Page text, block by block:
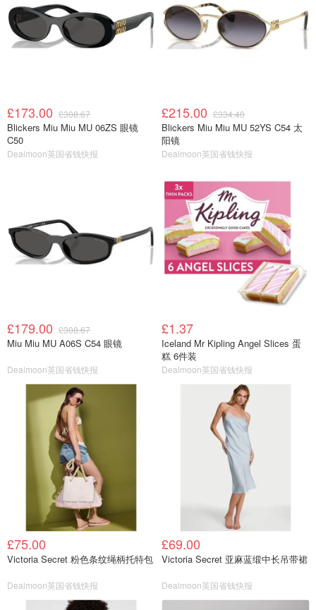
£173.00 £308.67
Blickers Miu Miu MU 06ZS 眼镜
C50
Dealmoon英国省钱快报
£215.00 £334.40
Blickers Miu Miu MU 52YS C54 太
阳镜
Dealmoon英国省钱快报
£179.00 £308.67
Miu Miu MU A06S C54 眼镜
Dealmoon英国省钱快报
£1.37
Iceland Mr Kipling Angel Slices 蛋
糕 6件装
Dealmoon英国省钱快报
£75.00
Victoria Secret 粉色条纹绳柄托特包
Dealmoon英国省钱快报
£69.00
Victoria Secret 亚麻蓝缎中长吊带裙
Dealmoon英国省钱快报